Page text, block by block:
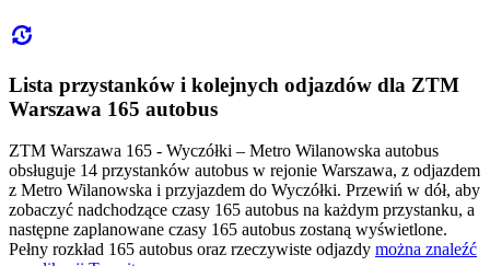
Lista przystanków i kolejnych odjazdów dla ZTM
Warszawa 165 autobus
ZTM Warszawa 165 - Wyczółki – Metro Wilanowska autobus
obsługuje 14 przystanków autobus w rejonie Warszawa, z odjazdem
z Metro Wilanowska i przyjazdem do Wyczółki. Przewiń w dół, aby
zobaczyć nadchodzące czasy 165 autobus na każdym przystanku, a
następne zaplanowane czasy 165 autobus zostaną wyświetlone.
Pełny rozkład 165 autobus oraz rzeczywiste odjazdy można znaleźć